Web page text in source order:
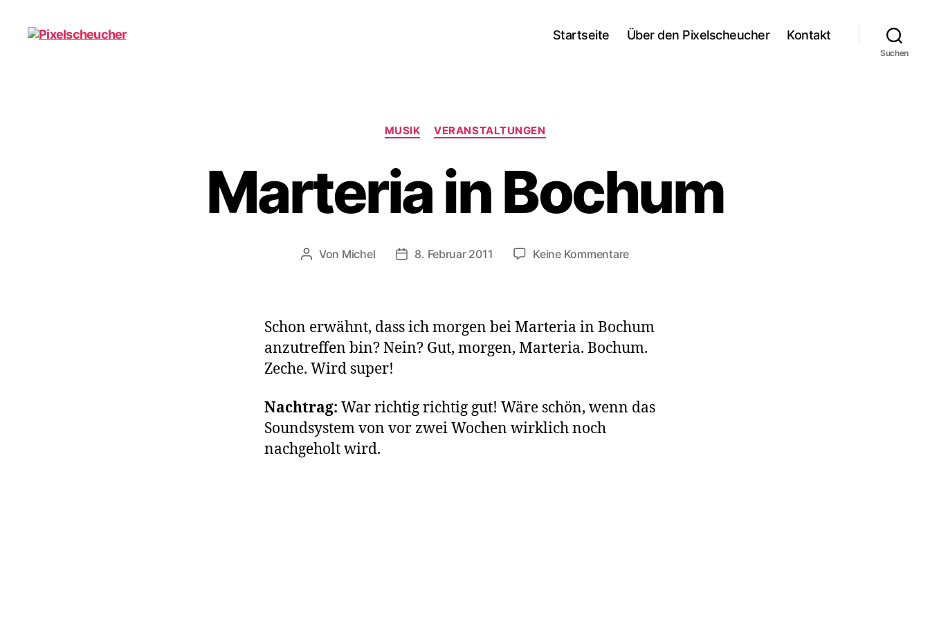
Startseite Über den Pixelscheucher Kontakt
Suchen
Kategorien
MUSIK VERANSTALTUNGEN
Marteria in Bochum
Beitragsautor
Von Michel Veröffentlichungsdatum
8. Februar 2011 Keine Kommentarezu
Schon erwähnt, dass ich morgen bei Marteria in Bochum
anzutreffen bin? Nein? Gut, morgen, Marteria. Bochum.
Zeche. Wird super!
Nachtrag: War richtig richtig gut! Wäre schön, wenn das
Soundsystem von vor zwei Wochen wirklich noch
nachgeholt wird.